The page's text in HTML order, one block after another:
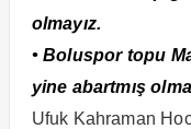
olmayız.
• Boluspor topu
yine abartmış
Ufuk Kahraman